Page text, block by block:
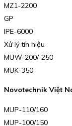
MZ1-2200
GP
IPE-6000
Xử lý tín hiệu
MUW-200/-250
MUK-350
Novotechnik Việt
MUP-110/160
MUP-100/150